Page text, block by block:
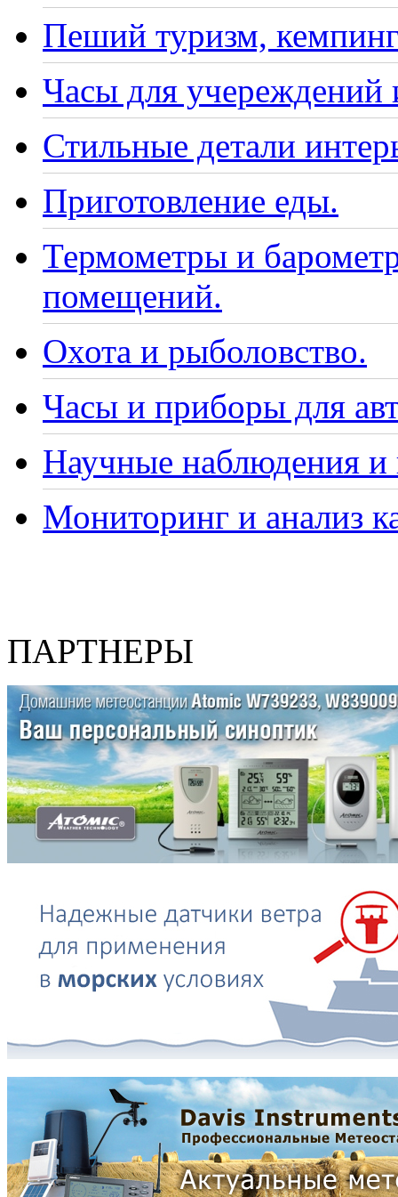
Пеший туризм,
Часы для учереждений
Стильные детали
Приготовление еды.
Термометры и
помещений.
Охота и рыболовство.
Часы и приборы для
Научные наблюдения и
Мониторинг и анализ
ПАРТНЕРЫ